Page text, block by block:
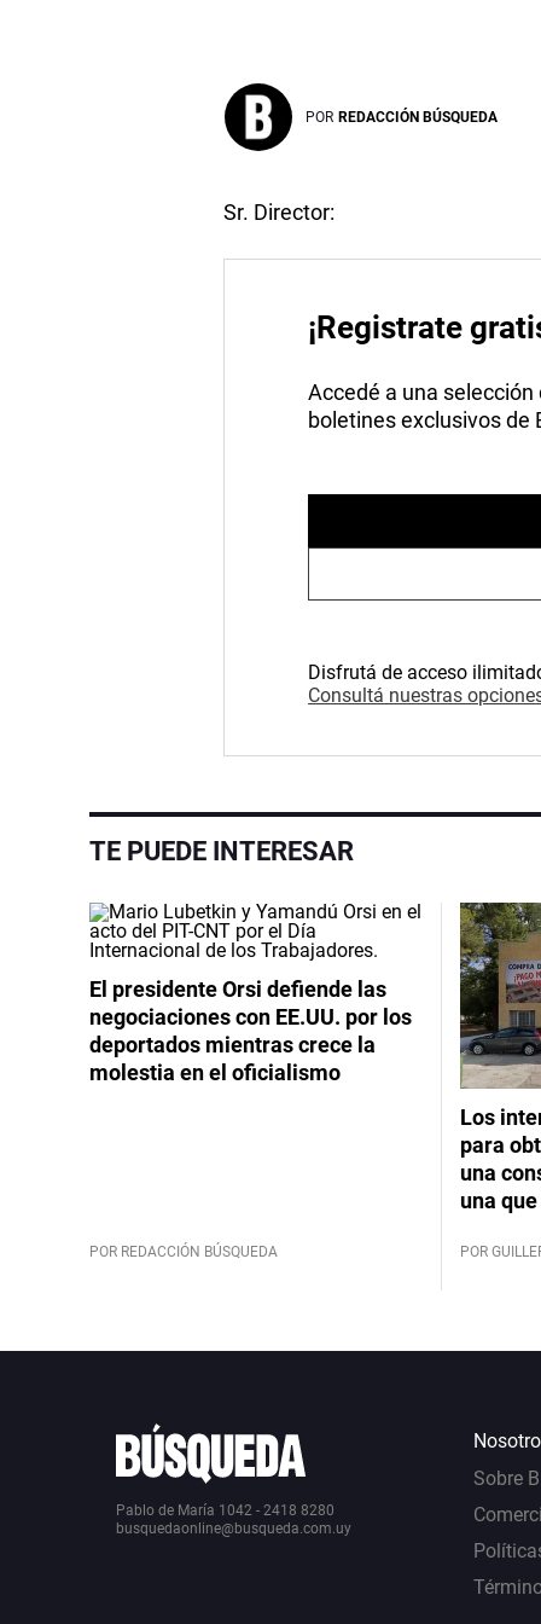
POR REDACCIÓN BÚSQUEDA
Sr. Director:
¡Registrate
Accedé a una
boletines exclusivos de
Disfrutá de acceso
Consultá nuestras
TE PUEDE INTERESAR
El presidente Orsi defiende las
negociaciones con EE.UU. por los
deportados mientras crece la
molestia en el oficialismo
POR REDACCIÓN BÚSQUEDA
Los
para
una
una que
POR
Pablo de María 1042 - 2418 8280
busquedaonline@busqueda.com.uy
Sobre